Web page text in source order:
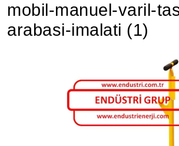
mobil-manuel-varil-
arabasi-imalati (1)